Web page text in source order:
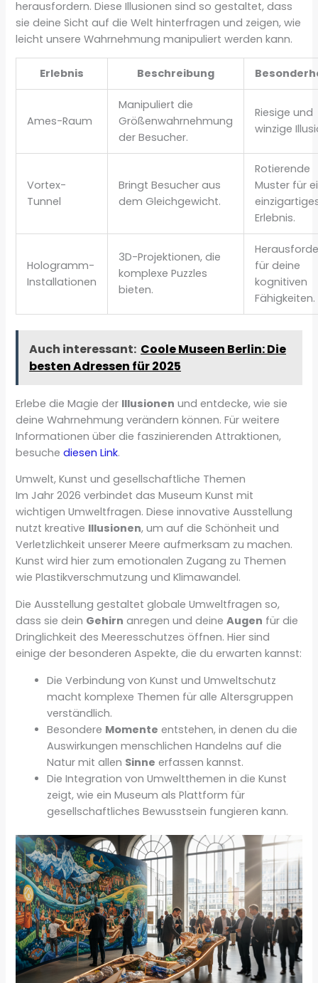
herausfordern. Diese Illusionen sind so gestaltet, dass
sie deine Sicht auf die Welt hinterfragen und zeigen, wie
leicht unsere Wahrnehmung manipuliert werden kann.
Erlebnis Beschreibung
Ames-Raum
Manipuliert die
Größenwahrnehmung
der Besucher.
Riesige und
winzige
Vortex-
Tunnel
Bringt Besucher aus
dem Gleichgewicht.
Rotierende
Muster für
Erlebnis.
Hologramm-
Installationen
3D-Projektionen, die
komplexe Puzzles
bieten.
für deine
kognitiven
Fähigkeiten.
Auch interessant: Coole Museen Berlin: Die
besten Adressen für 2025
Erlebe die Magie der Illusionen und entdecke, wie sie
deine Wahrnehmung verändern können. Für weitere
Informationen über die faszinierenden Attraktionen,
besuchediesen Link.
Umwelt, Kunst und gesellschaftliche Themen
Im Jahr 2026 verbindet das Museum Kunst mit
wichtigen Umweltfragen. Diese innovative Ausstellung
nutzt kreative Illusionen, um auf die Schönheit und
Verletzlichkeit unserer Meere aufmerksam zu machen.
Kunst wird hier zum emotionalen Zugang zu Themen
wie Plastikverschmutzung und Klimawandel.
Die Ausstellung gestaltet globale Umweltfragen so,
dass sie dein Gehirn anregen und deineAugen für die
Dringlichkeit des Meeresschutzes öffnen. Hier sind
einige der besonderen Aspekte, die du erwarten kannst:
Die Verbindung von Kunst und Umweltschutz
macht komplexe Themen für alle Altersgruppen
verständlich.
Besondere Momente entstehen, in denen du die
Auswirkungen menschlichen Handelns auf die
Natur mit allen Sinne erfassen kannst.
Die Integration von Umweltthemen in die Kunst
zeigt, wie ein Museum als Plattform für
gesellschaftliches Bewusstsein fungieren kann.